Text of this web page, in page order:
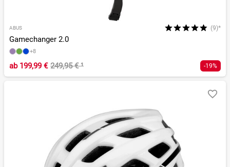
ABUS (9)*
Gamechanger 2.0
+8
ab199,99 € 249,95 €¹ -19%